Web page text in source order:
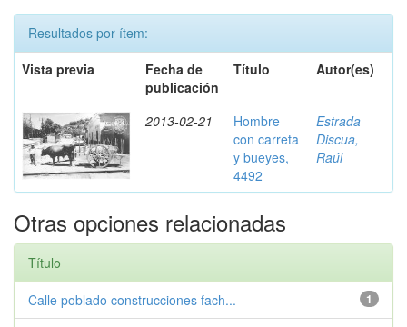
Resultados por ítem:
Vista previa
Fecha de
publicación
Título Autor(es)
2013-02-21
Hombre
con carreta
y bueyes,
4492
Estrada
Discua,
Raúl
Otras opciones relacionadas
Título
1
Calle poblado construcciones fach...